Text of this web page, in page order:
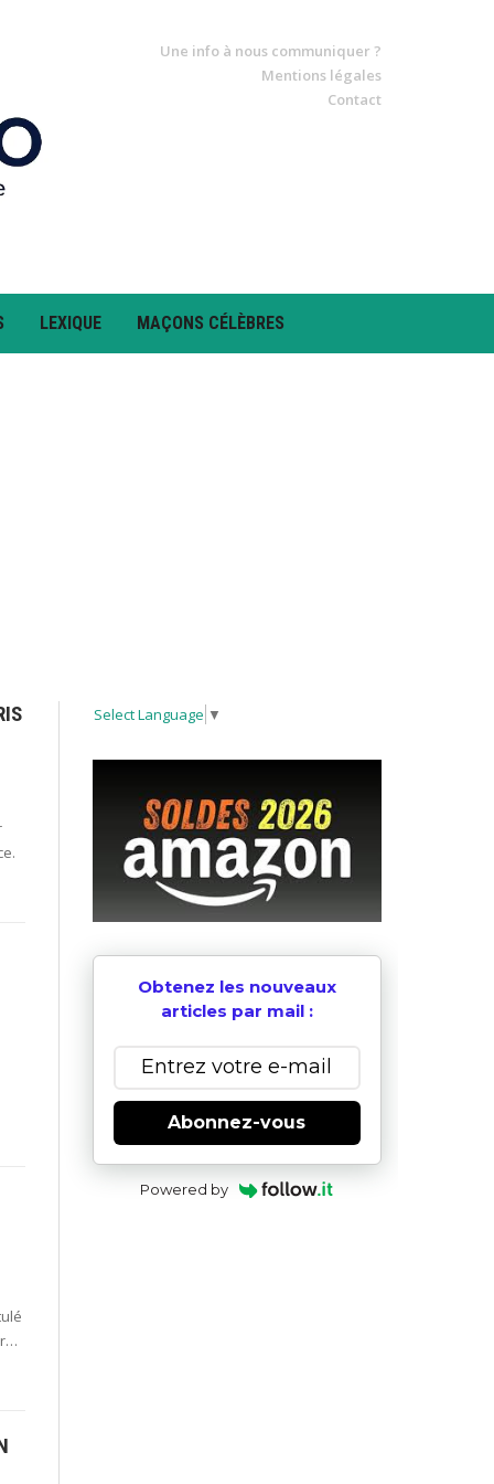
Une info à nous communiquer ?
Mentions légales
Contact
LEXIQUE MAÇONS CÉLÈBRES
Select Language ▼
Obtenez les nouveaux
articles par mail :
Abonnez-vous
Powered by